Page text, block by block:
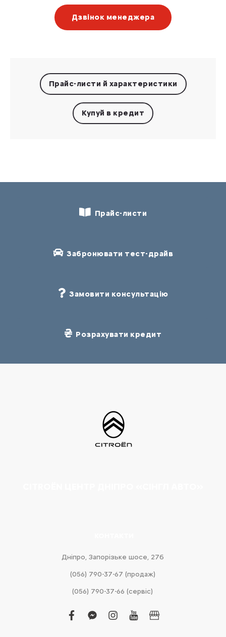
Дзвінок менеджера
Прайс-листи й характеристики
Купуй в кредит
Прайс-листи
Забронювати тест-драйв
Замовити консультацію
Розрахувати кредит
Дніпро, Запорізьке шосе, 27б
(056) 790-37-67 (продаж)
(056) 790-37-66 (сервіс)
facebook
facebook-
instagram
youtubebusiness